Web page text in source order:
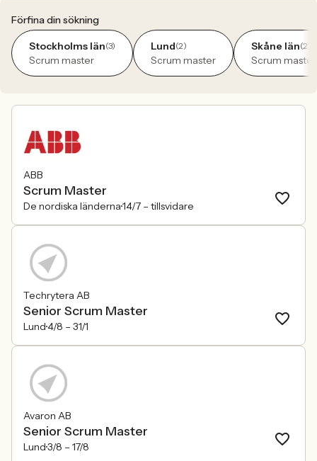
Förfina din sökning
Stockholms län(3)
Scrum master
Lund(2)
Scrum master
Skåne län(2)
Scrum master
ABB
Scrum Master
De nordiska länderna14/7 – tillsvidare
Techrytera AB
Senior Scrum Master
Lund4/8 – 31/1
Avaron AB
Senior Scrum Master
Lund3/8 – 17/8